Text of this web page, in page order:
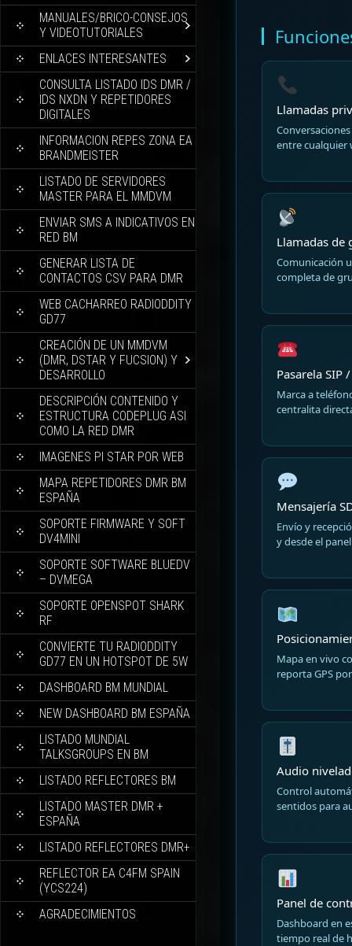
MANUALES/BRICO-CONSEJOS
Y VIDEOTUTORIALES
ENLACES INTERESANTES
CONSULTA LISTADO IDS DMR /
IDS NXDN Y REPETIDORES
DIGITALES
INFORMACION REPES ZONA EA
BRANDMEISTER
LISTADO DE SERVIDORES
MASTER PARA EL MMDVM
ENVIAR SMS A INDICATIVOS EN
RED BM
GENERAR LISTA DE
CONTACTOS CSV PARA DMR
WEB CACHARREO RADIODDITY
GD77
CREACIÓN DE UN MMDVM
(DMR, DSTAR Y FUCSION) Y
DESARROLLO
DESCRIPCIÓN CONTENIDO Y
ESTRUCTURA CODEPLUG ASI
COMO LA RED DMR
IMAGENES PI STAR POR WEB
MAPA REPETIDORES DMR BM
ESPAÑA
SOPORTE FIRMWARE Y SOFT
DV4MINI
SOPORTE SOFTWARE BLUEDV
– DVMEGA
SOPORTE OPENSPOT SHARK
RF
CONVIERTE TU RADIODDITY
GD77 EN UN HOTSPOT DE 5W
DASHBOARD BM MUNDIAL
NEW DASHBOARD BM ESPAÑA
LISTADO MUNDIAL
TALKSGROUPS EN BM
LISTADO REFLECTORES BM
LISTADO MASTER DMR +
ESPAÑA
LISTADO REFLECTORES DMR+
REFLECTOR EA C4FM SPAIN
(YCS224)
AGRADECIMIENTOS
Llamadas
entre cualquier
Llamadas de
Comunicación
completa de
Pasarela SIP
Marca a
centralita
Mensajería
Envío y
y desde el
Mapa en vivo
reporta GPS por
Audio
Control
sentidos para
Panel de
Dashboard en
tiempo real de